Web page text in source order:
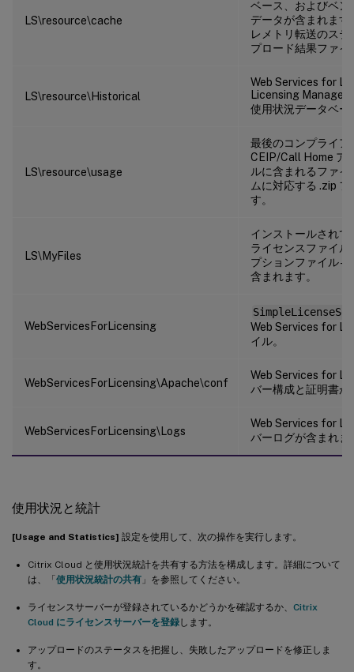
LS\resource\cache
ベース、およびベン
データが含まれま
レメトリ転送のス
プロード結果ファ
LS\resource\Historical
Web Services for
Licensing Manager
使用状況データベー
LS\resource\usage
最後のコンプライ
CEIP/Call Home ア
ルに含まれるファ
ムに対応する .zip
す。
LS\MyFiles
インストールされ
ライセンスファイ
プションファイル –
含まれます。
WebServicesForLicensing
Web Services for
イル。
WebServicesForLicensing\Apache\conf
Web Services for
バー構成と証明書が
WebServicesForLicensing\Logs
Web Services for
バーログが含まれま
使用状況と統計
[Usage and Statistics] 設定を使用して、次の操作を実行します。
Citrix Cloud と使用状況統計を共有する方法を構成します。詳細について
は、「 使用状況統計の共有 」を参照してください。
ライセンスサーバーが登録されているかどうかを確認するか、 Citrix
Cloud にライセンスサーバーを登録します。
アップロードのステータスを把握し、失敗したアップロードを修正しま
す。